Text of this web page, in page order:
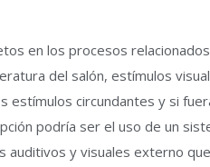
en los procesos
del salón, estímulos
circundantes y si
podría ser el uso de un
y visuales externo